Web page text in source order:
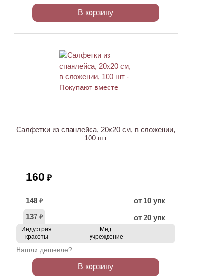
В корзину
Салфетки из спанлейса, 20х20 см, в сложении,
100 шт
160 ₽
148 ₽
от 10 упк
137 ₽ от 20 упк
Индустрия
красоты
Мед.
учреждение
Нашли дешевле?
В корзину